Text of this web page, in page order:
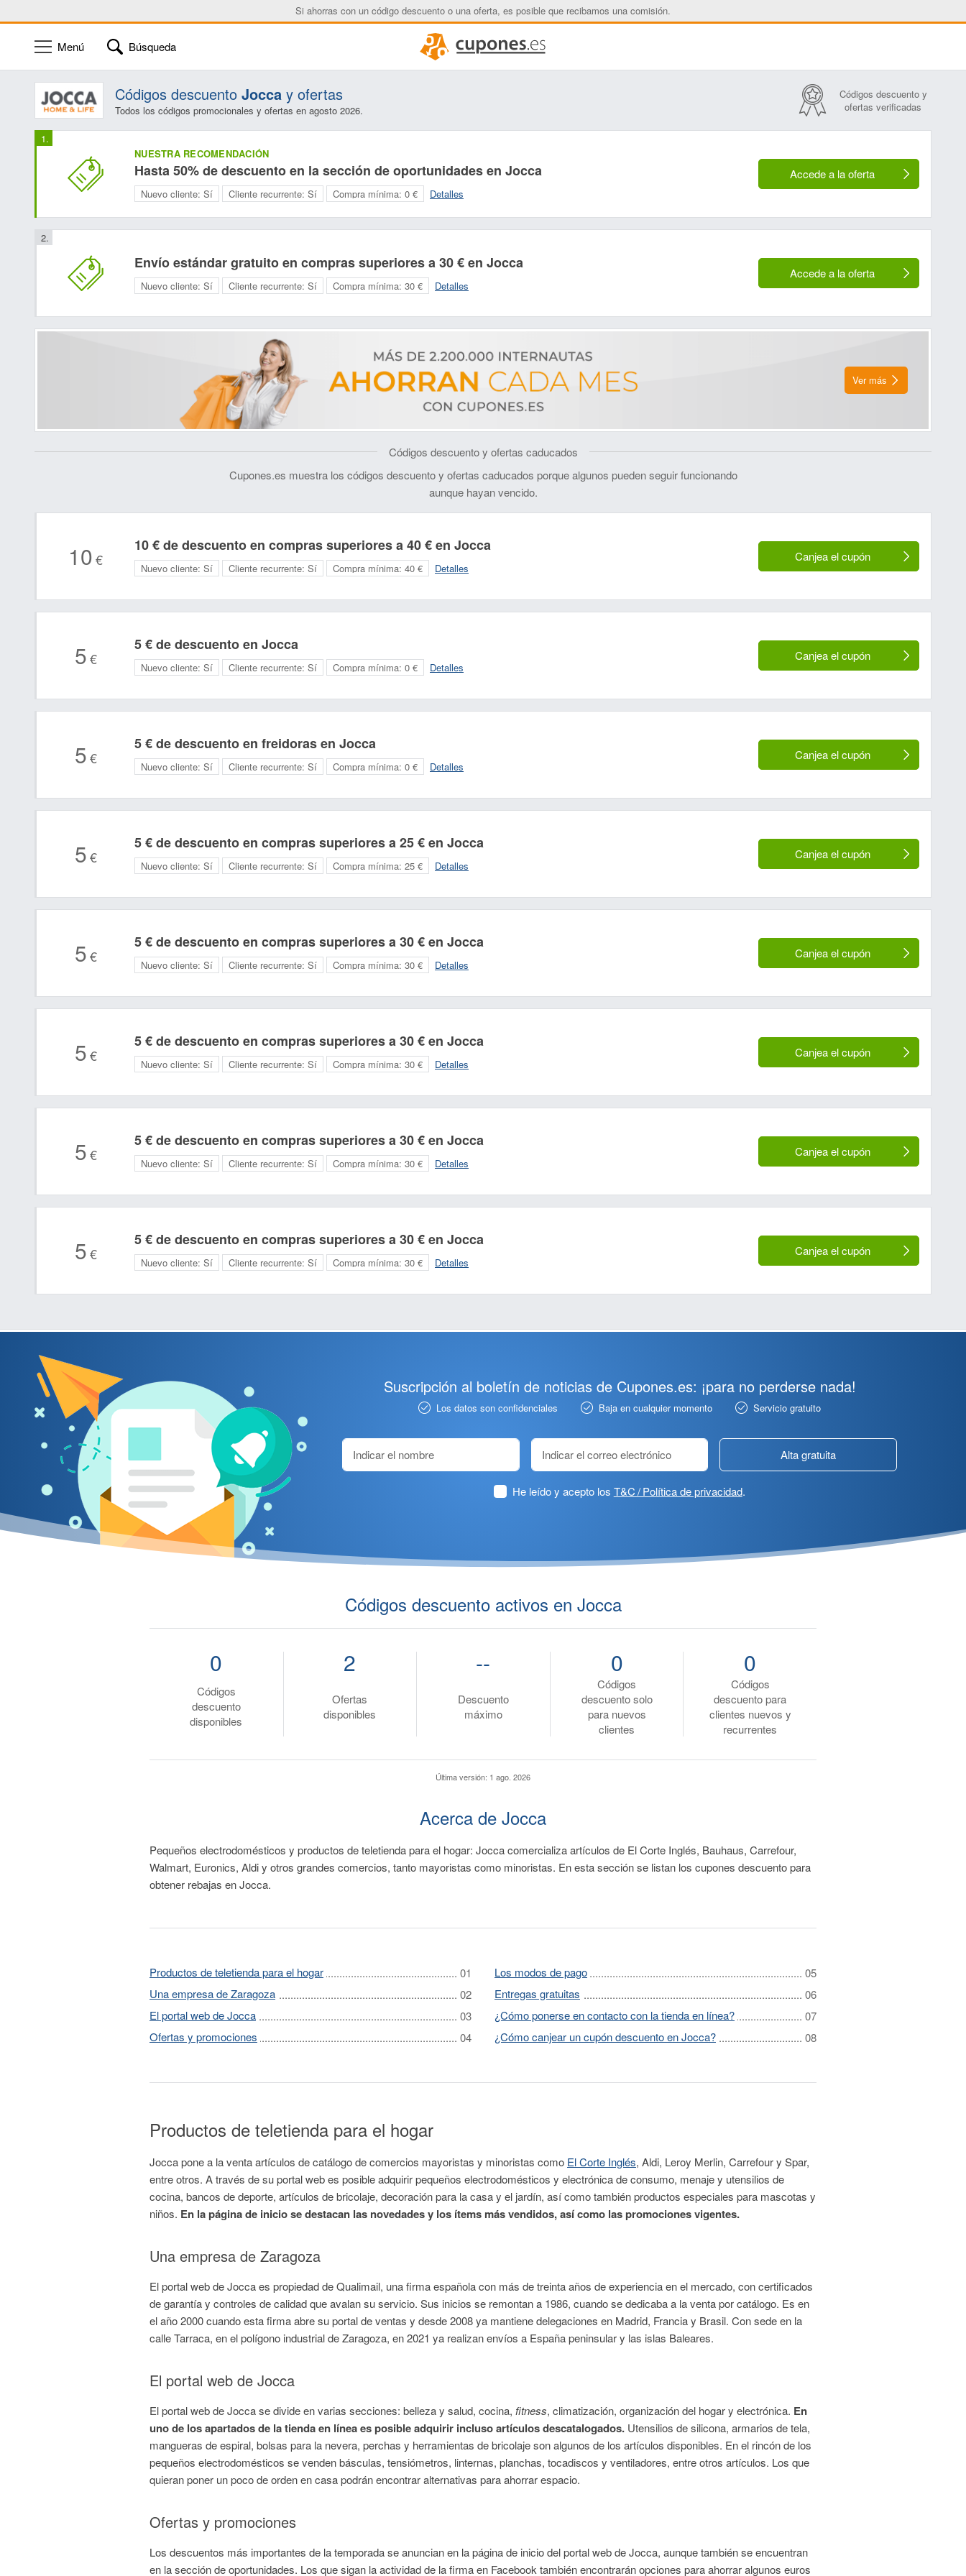
Si ahorras con un código descuento o una oferta, es posible que recibamos una comisión.
Menú Búsqueda
Códigos descuento Jocca y ofertas
Todos los códigos promocionales y ofertas en agosto 2026.
Códigos descuento y
ofertas verificadas
NUESTRA RECOMENDACIÓN
Hasta 50% de descuento en la sección de oportunidades en Jocca Accede a la oferta
Nuevo cliente: Sí Cliente recurrente: Sí Compra mínima: 0 € Detalles
Envío estándar gratuito en compras superiores a 30 € en Jocca
Accede a la oferta
Nuevo cliente: Sí Cliente recurrente: Sí Compra mínima: 30 € Detalles
Ver más
Códigos descuento y ofertas caducados
Cupones.es muestra los códigos descuento y ofertas caducados porque algunos pueden seguir funcionando
aunque hayan vencido.
10€
10 € de descuento en compras superiores a 40 € en Jocca
Canjea el cupón
Nuevo cliente: Sí Cliente recurrente: Sí Compra mínima: 40 € Detalles
5€
5 € de descuento en Jocca
Canjea el cupón
Nuevo cliente: Sí Cliente recurrente: Sí Compra mínima: 0 € Detalles
5€
5 € de descuento en freidoras en Jocca
Canjea el cupón
Nuevo cliente: Sí Cliente recurrente: Sí Compra mínima: 0 € Detalles
5€
5 € de descuento en compras superiores a 25 € en Jocca
Canjea el cupón
Nuevo cliente: Sí Cliente recurrente: Sí Compra mínima: 25 € Detalles
5€
5 € de descuento en compras superiores a 30 € en Jocca
Canjea el cupón
Nuevo cliente: Sí Cliente recurrente: Sí Compra mínima: 30 € Detalles
5€
5 € de descuento en compras superiores a 30 € en Jocca
Canjea el cupón
Nuevo cliente: Sí Cliente recurrente: Sí Compra mínima: 30 € Detalles
5€
5 € de descuento en compras superiores a 30 € en Jocca
Canjea el cupón
Nuevo cliente: Sí Cliente recurrente: Sí Compra mínima: 30 € Detalles
5€
5 € de descuento en compras superiores a 30 € en Jocca
Canjea el cupón
Nuevo cliente: Sí Cliente recurrente: Sí Compra mínima: 30 € Detalles
Suscripción al boletín de noticias de Cupones.es: ¡para no perderse nada!
Los datos son confidenciales Baja en cualquier momento Servicio gratuito
Nombre:
Alta gratuita
He leído y acepto los T&C / Política de privacidad.
Códigos descuento activos en Jocca
Códigos
descuento
disponibles
0
Ofertas
disponibles
2
Descuento
máximo
--
Códigos
descuento solo
para nuevos
clientes
0
Códigos
descuento para
clientes nuevos y
recurrentes
0
Última versión: 1 ago. 2026
Acerca de Jocca
Pequeños electrodomésticos y productos de teletienda para el hogar: Jocca comercializa artículos de El Corte Inglés, Bauhaus, Carrefour,
Walmart, Euronics, Aldi y otros grandes comercios, tanto mayoristas como minoristas. En esta sección se listan los cupones descuento para
obtener rebajas en Jocca.
Productos de teletienda para el hogar
Una empresa de Zaragoza
El portal web de Jocca
Ofertas y promociones
Los modos de pago
Entregas gratuitas
¿Cómo ponerse en contacto con la tienda en línea?
¿Cómo canjear un cupón descuento en Jocca?
Productos de teletienda para el hogar
Jocca pone a la venta artículos de catálogo de comercios mayoristas y minoristas como El Corte Inglés, Aldi, Leroy Merlin, Carrefour y Spar,
entre otros. A través de su portal web es posible adquirir pequeños electrodomésticos y electrónica de consumo, menaje y utensilios de
cocina, bancos de deporte, artículos de bricolaje, decoración para la casa y el jardín, así como también productos especiales para mascotas y
niños. En la página de inicio se destacan las novedades y los ítems más vendidos, así como las promociones vigentes.
Una empresa de Zaragoza
El portal web de Jocca es propiedad de Qualimail, una firma española con más de treinta años de experiencia en el mercado, con certificados
de garantía y controles de calidad que avalan su servicio. Sus inicios se remontan a 1986, cuando se dedicaba a la venta por catálogo. Es en
el año 2000 cuando esta firma abre su portal de ventas y desde 2008 ya mantiene delegaciones en Madrid, Francia y Brasil. Con sede en la
calle Tarraca, en el polígono industrial de Zaragoza, en 2021 ya realizan envíos a España peninsular y las islas Baleares.
El portal web de Jocca
El portal web de Jocca se divide en varias secciones: belleza y salud, cocina, fitness, climatización, organización del hogar y electrónica. En
uno de los apartados de la tienda en línea es posible adquirir incluso artículos descatalogados. Utensilios de silicona, armarios de tela,
mangueras de espiral, bolsas para la nevera, perchas y herramientas de bricolaje son algunos de los artículos disponibles. En el rincón de los
pequeños electrodomésticos se venden básculas, tensiómetros, linternas, planchas, tocadiscos y ventiladores, entre otros artículos. Los que
quieran poner un poco de orden en casa podrán encontrar alternativas para ahorrar espacio.
Ofertas y promociones
Los descuentos más importantes de la temporada se anuncian en la página de inicio del portal web de Jocca, aunque también se encuentran
en la sección de oportunidades. Los que sigan la actividad de la firma en Facebook también encontrarán opciones para ahorrar algunos euros